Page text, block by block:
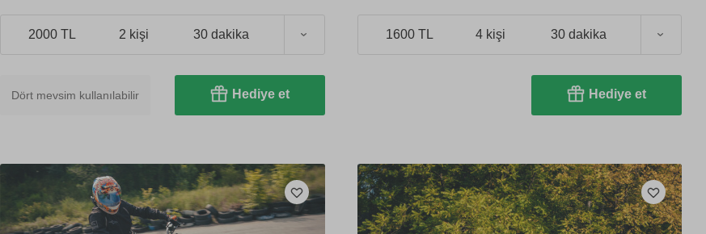
2000 TL 2 kişi 30 dakika
Dört mevsim kullanılabilir Hediye et
1600 TL 4 kişi 30 dakika
Hediye et